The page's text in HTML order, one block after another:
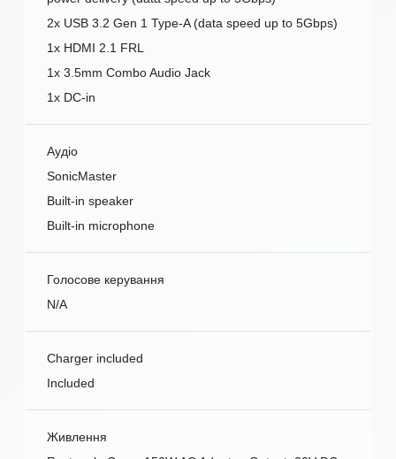
2x USB 3.2 Gen 1 Type-A (data speed up to 5Gbps)
1x HDMI 2.1 FRL
1x 3.5mm Combo Audio Jack
1x DC-in
Аудіо
SonicMaster
Built-in speaker
Built-in microphone
Голосове керування
N/A
Charger included
Included
Живлення